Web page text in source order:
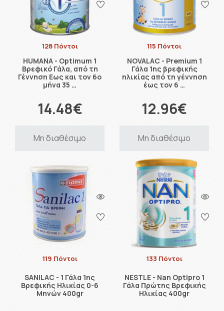
128 Πόντοι
HUMANA - Optimum 1
Βρεφικό Γάλα, από τη
Γέννηση Eως και τον 6ο
μήνα 35 …
14.48€
Μη διαθέσιμο
115 Πόντοι
NOVALAC - Premium 1
Γάλα 1ης βρεφικής
ηλικίας από τη γέννηση
έως τον 6 …
12.96€
Μη διαθέσιμο
119 Πόντοι
SANILAC - 1 Γάλα 1ης
Βρεφικής Ηλικίας 0-6
Μηνών 400gr
133 Πόντοι
NESTLE - Nan Optipro 1
Γάλα Πρώτης Βρεφικής
Ηλικίας 400gr